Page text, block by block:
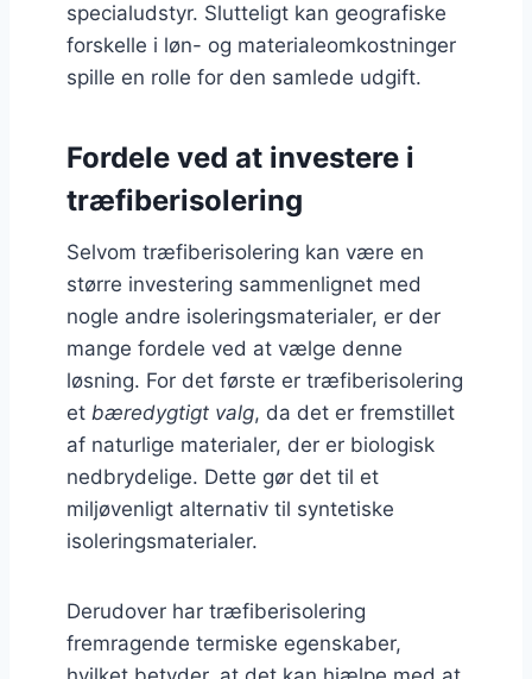
specialudstyr. Slutteligt kan geografiske
forskelle i løn- og materialeomkostninger
spille en rolle for den samlede udgift.
Fordele ved at investere i
træfiberisolering
Selvom træfiberisolering kan være en
større investering sammenlignet med
nogle andre isoleringsmaterialer, er der
mange fordele ved at vælge denne
løsning. For det første er træfiberisolering
et bæredygtigt valg, da det er fremstillet
af naturlige materialer, der er biologisk
nedbrydelige. Dette gør det til et
miljøvenligt alternativ til syntetiske
isoleringsmaterialer.
Derudover har træfiberisolering
fremragende termiske egenskaber,